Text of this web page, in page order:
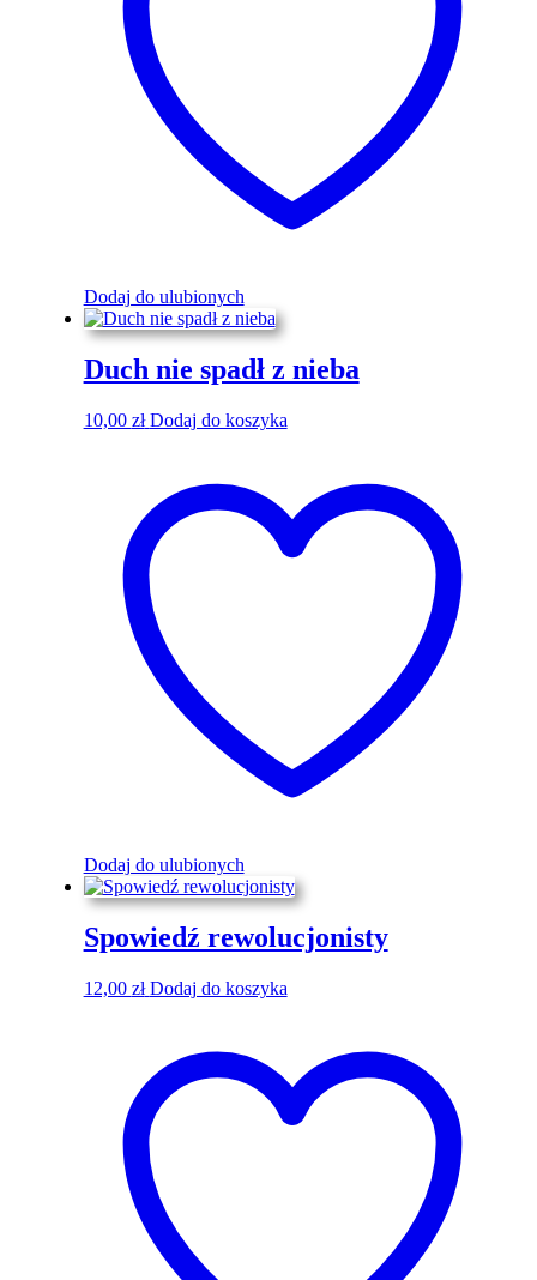
Dodaj do ulubionych
Duch nie spadł z nieba
10,00 zł Dodaj do koszyka
Dodaj do ulubionych
Spowiedź rewolucjonisty
12,00 zł Dodaj do koszyka